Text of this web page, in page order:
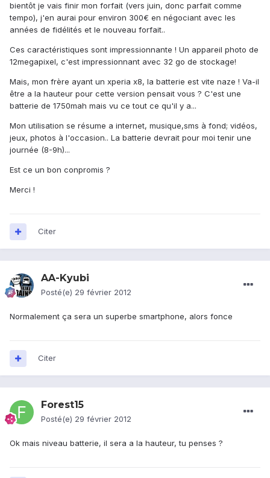
bientôt je vais finir mon forfait (vers juin, donc parfait comme
tempo), j'en aurai pour environ 300€ en négociant avec les
années de fidélités et le nouveau forfait..
Ces caractéristiques sont impressionnante ! Un appareil photo de
12megapixel, c'est impressionnant avec 32 go de stockage!
Mais, mon frère ayant un xperia x8, la batterie est vite naze ! Va-il
être a la hauteur pour cette version pensait vous ? C'est une
batterie de 1750mah mais vu ce tout ce qu'il y a...
Mon utilisation se résume a internet, musique,sms à fond; vidéos,
jeux, photos à l'occasion.. La batterie devrait pour moi tenir une
journée (8-9h)...
Est ce un bon conpromis ?
Merci !
Citer
AA-Kyubi
Posté(e) 29 février 2012
Normalement ça sera un superbe smartphone, alors fonce
Citer
Forest15
Posté(e) 29 février 2012
Ok mais niveau batterie, il sera a la hauteur, tu penses ?